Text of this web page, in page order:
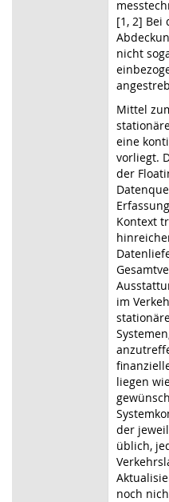
[1, 2] Bei
nicht
Mittel
eine
vorliegt.
der
Kontext
im
liegen
der
üblich,
noch